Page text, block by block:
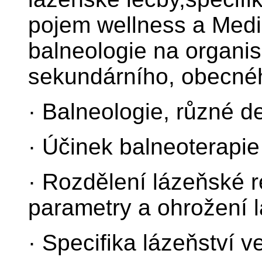
pojem wellness a
balneologie na
sekundárního,
· Balneologie, různé
· Účinek
· Rozdělení lázeňské
parametry a ohrožení
· Specifika lázeňství